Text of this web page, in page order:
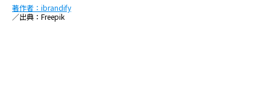
著作者：ibrandify
／出典：Freepik